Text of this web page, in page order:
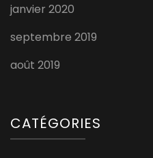
janvier 2020
septembre 2019
août 2019
CATÉGORIES